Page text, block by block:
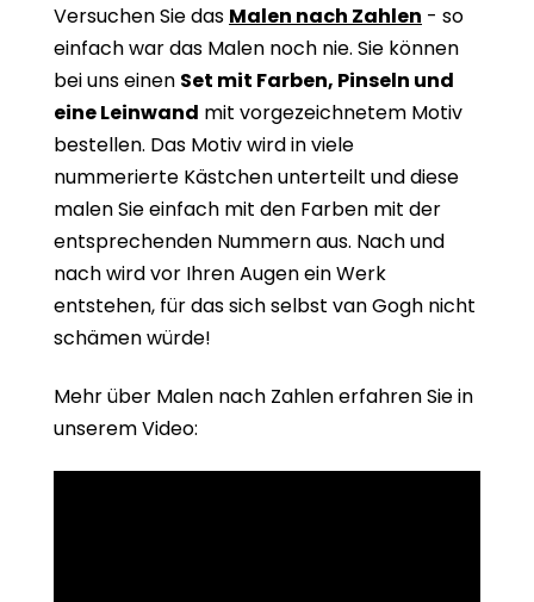
Versuchen Sie das Malen nach Zahlen - so
einfach war das Malen noch nie. Sie können
bei uns einen Set mit Farben, Pinseln und
eine Leinwand mit vorgezeichnetem Motiv
bestellen. Das Motiv wird in viele
nummerierte Kästchen unterteilt und diese
malen Sie einfach mit den Farben mit der
entsprechenden Nummern aus. Nach und
nach wird vor Ihren Augen ein Werk
entstehen, für das sich selbst van Gogh nicht
schämen würde!
Mehr über Malen nach Zahlen erfahren Sie in
unserem Video: